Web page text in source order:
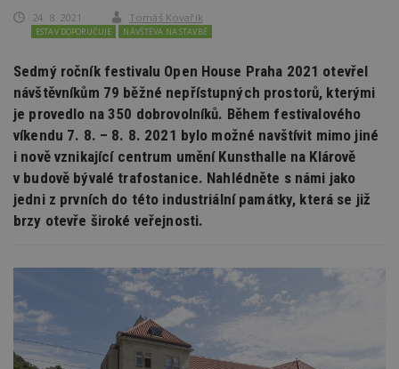
24. 8. 2021 Tomáš Kovařík
ESTAV DOPORUČUJE NÁVŠTĚVA NA STAVBĚ
Sedmý ročník festivalu Open House Praha 2021 otevřel
návštěvníkům 79 běžné nepřístupných prostorů, kterými
je provedlo na 350 dobrovolníků. Během festivalového
víkendu 7. 8. – 8. 8. 2021 bylo možné navštívit mimo jiné
i nově vznikající centrum umění Kunsthalle na Klárově
v budově bývalé trafostanice. Nahlédněte s námi jako
jedni z prvních do této industriální památky, která se již
brzy otevře široké veřejnosti.